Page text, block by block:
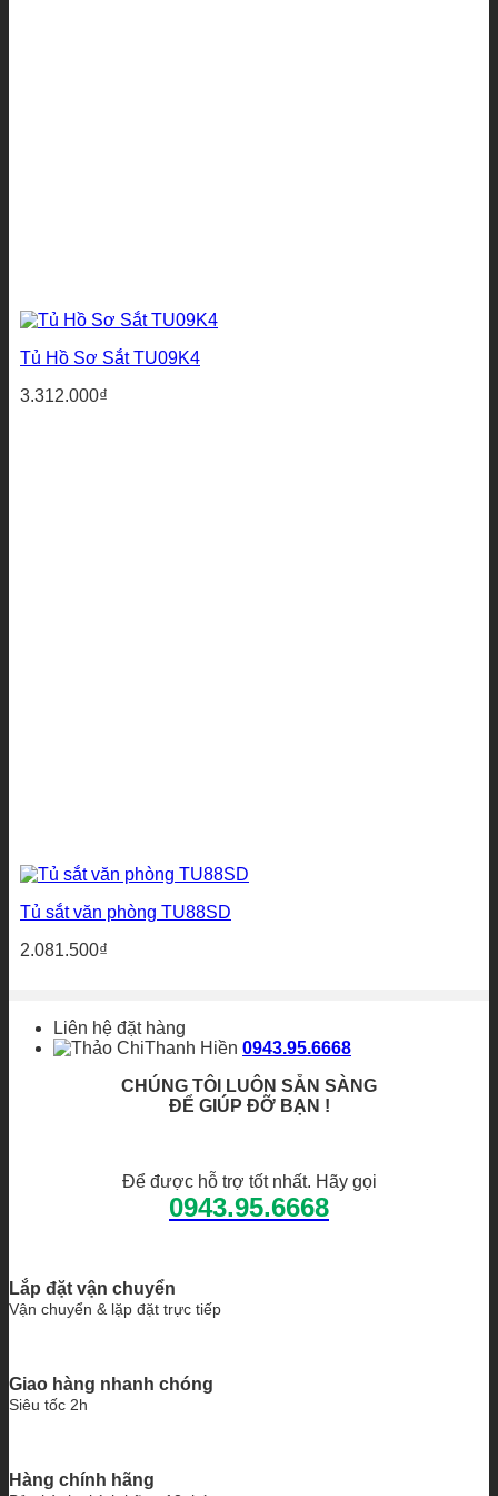
Tủ Hồ Sơ Sắt TU09K4
3.312.000₫
Tủ sắt văn phòng TU88SD
2.081.500₫
Liên hệ đặt hàng
Thanh Hiền 0943.95.6668
CHÚNG TÔI LUÔN SẴN SÀNG
ĐỂ GIÚP ĐỠ BẠN !
Để được hỗ trợ tốt nhất. Hãy gọi
0943.95.6668
Lắp đặt vận chuyển
Vận chuyển & lặp đặt trực tiếp
Giao hàng nhanh chóng
Siêu tốc 2h
Hàng chính hãng